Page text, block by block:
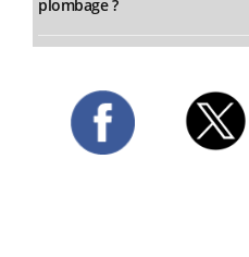
plombage ?